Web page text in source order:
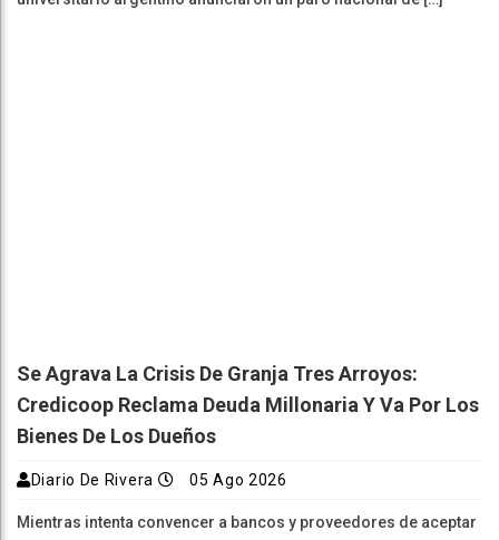
Se Agrava La Crisis De Granja Tres Arroyos:
Credicoop Reclama Deuda Millonaria Y Va Por Los
Bienes De Los Dueños
Diario De Rivera 05 Ago 2026
Mientras intenta convencer a bancos y proveedores de aceptar